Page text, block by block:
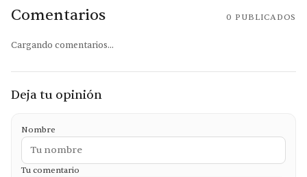
Comentarios 0 PUBLICADOS
Cargando comentarios...
Deja tu opinión
Nombre
Tu comentario